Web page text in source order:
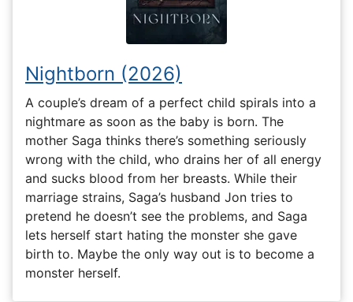
Nightborn (2026)
A couple’s dream of a perfect child spirals into a
nightmare as soon as the baby is born. The
mother Saga thinks there’s something seriously
wrong with the child, who drains her of all energy
and sucks blood from her breasts. While their
marriage strains, Saga’s husband Jon tries to
pretend he doesn’t see the problems, and Saga
lets herself start hating the monster she gave
birth to. Maybe the only way out is to become a
monster herself.